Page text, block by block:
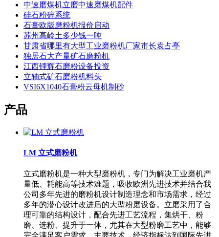
中速磨煤机立磨中速磨煤机配件
硅石粉碎系统
石膏欧版磨粉机报价启动
苏州高岭土多少钱一吨
甘肃省哪里有大型工业磨粉机厂家市长袁占亭
独居石大产量矿石磨粉机
江西锂辉石磨粉设备投资
立轴式矿石磨粉机料头
VSI6X1040石膏粉云母机制砂
产品
LM 立式磨粉机
立式磨粉机是一种大型磨粉机，专门为解决工业磨机产
量低、耗能高等技术难题，吸收欧洲先进技术并结合我
公司多年先进的磨粉机设计制造理念和市场需求，经过
多年的潜心设计改进后的大型粉磨设备。立磨采用了合
理可靠的结构设计，配合先进工艺流程，集烘干、粉
磨、选粉、提升于一体，尤其在大型粉磨工艺中，能够
完全满足客户需求，主要技术、经济指标达到国际先进